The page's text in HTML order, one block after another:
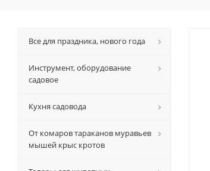
Все для праздника, нового года
Инструмент, оборудование
садовое
Кухня садовода
От комаров тараканов муравьев
мышей крыс кротов